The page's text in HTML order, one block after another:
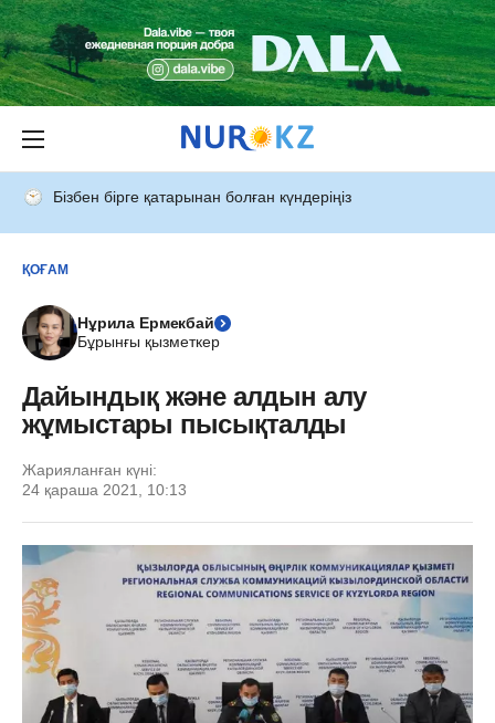
Бізбен бірге қатарынан болған күндеріңіз
ҚОҒАМ
Нұрила Ермекбай
Бұрынғы қызметкер
Дайындық және алдын алу
жұмыстары пысықталды
Жарияланған күні:
24 қараша 2021, 10:13